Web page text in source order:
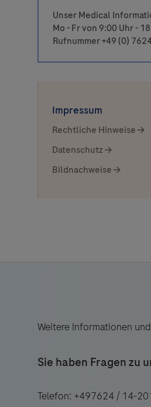
Unser Medical
Mo - Fr von 9:00 Uhr -
Rufnummer +49 (0)
Impressum
Rechtliche Hinweise
Datenschutz
Bildnachweise
Weitere Informationen
Sie haben Fragen zu
Telefon: +497624 / 14-